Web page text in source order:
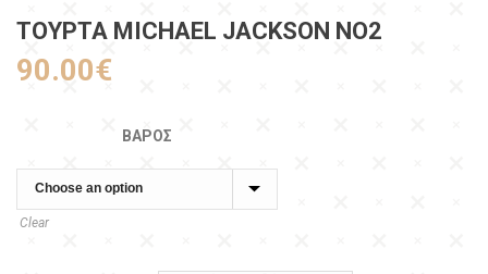
ΤΟΥΡΤΑ MICHAEL JACKSON NO2
90.00€
ΒΆΡΟΣ
Clear